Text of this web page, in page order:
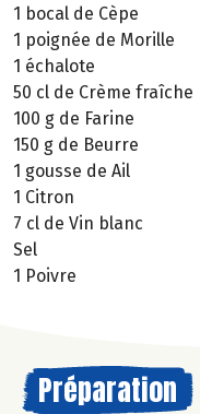
1 bocal de Cèpe
1 poignée de Morille
1 échalote
50 cl de Crème fraîche
100 g de Farine
150 g de Beurre
1 gousse de Ail
1 Citron
7 cl de Vin blanc
Sel
1 Poivre
Préparation